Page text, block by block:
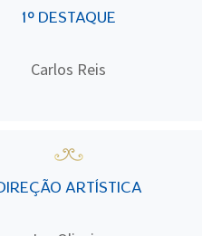
1º DESTAQUE
Carlos Reis
ARTÍSTICA